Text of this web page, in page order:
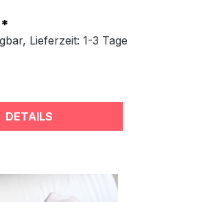
Lieferzeit: 1-3 Tage
DETAILS